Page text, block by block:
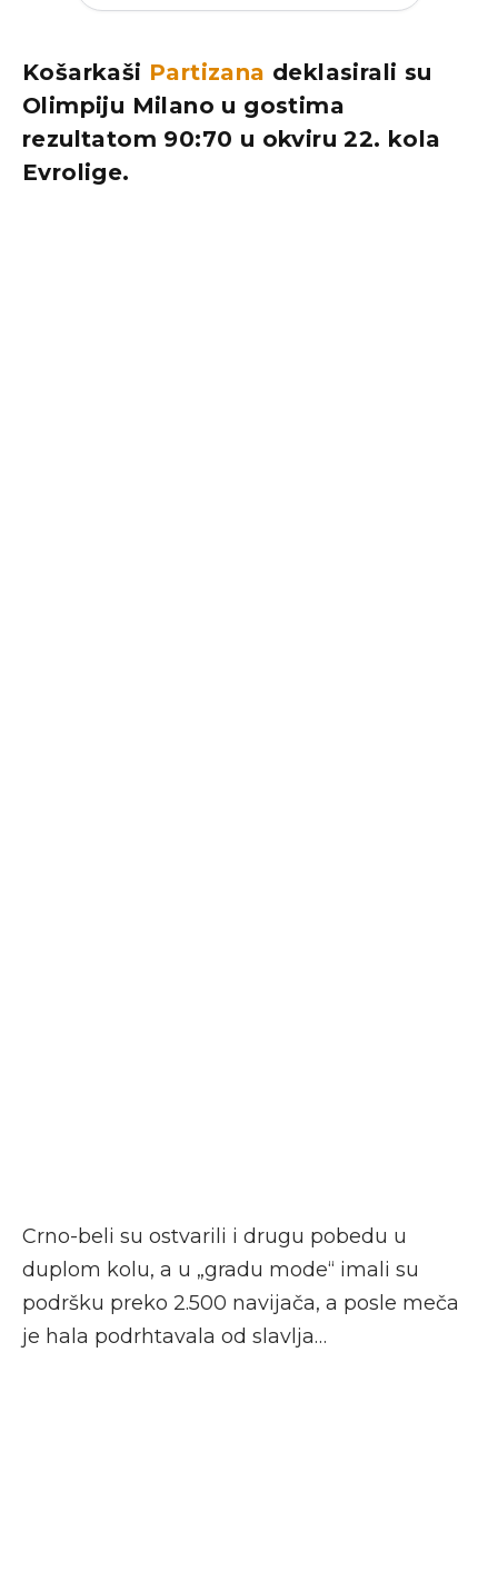
Košarkaši Partizana deklasirali su
Olimpiju Milano u gostima
rezultatom 90:70 u okviru 22. kola
Evrolige.
Crno-beli su ostvarili i drugu pobedu u
duplom kolu, a u „gradu mode“ imali su
podršku preko 2.500 navijača, a posle meča
je hala podrhtavala od slavlja…